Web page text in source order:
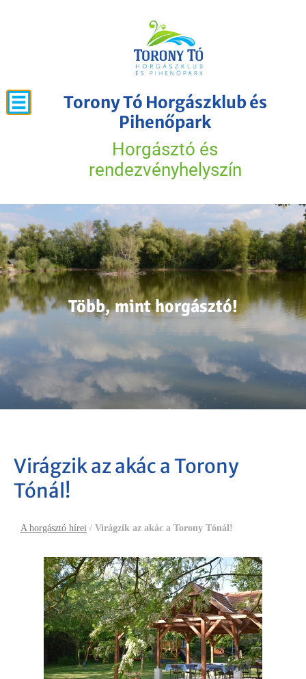
Torony Tó Horgászklub és
Pihenőpark
Horgásztó és
rendezvényhelyszín
Élmény és kikapcsolódás!
Több, mint horgásztó!
Élmény és kikapcsolódás!
Virágzik az akác a Torony
Tónál!
A horgásztó hírei / Virágzik az akác a Torony Tónál!